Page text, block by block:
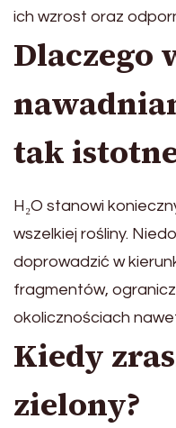
ich wzrost oraz
Dlaczego
tak
H₂O stanowi
wszelkiej rośliny.
doprowadzić w
fragmentów,
okolicznościach
Kiedy
zielony?